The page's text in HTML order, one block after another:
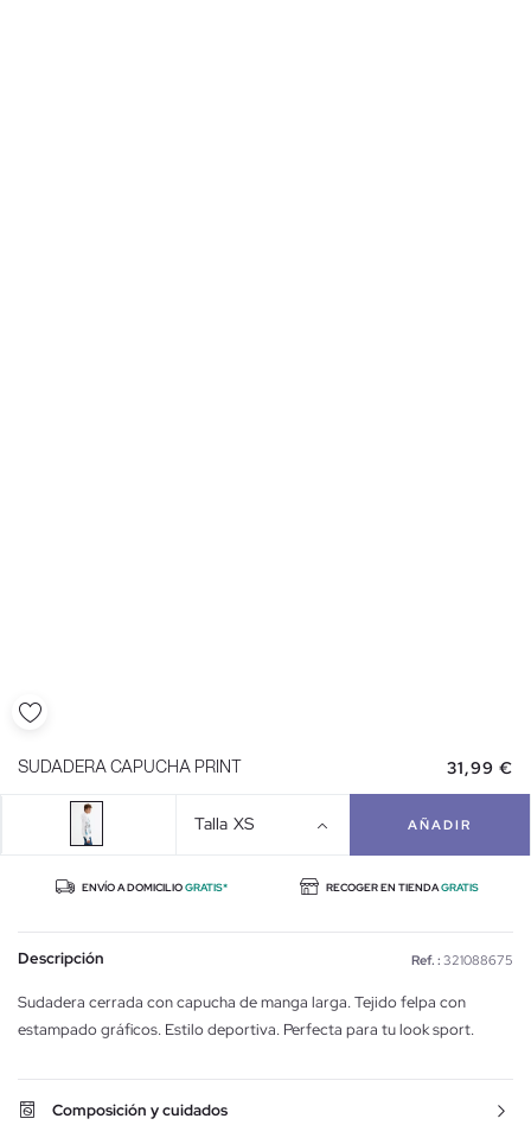
SUDADERA CAPUCHA PRINT 31,99 €
Talla XS AÑADIR
ENVÍO A DOMICILIOGRATIS* RECOGER EN TIENDAGRATIS
Descripción Ref. : 321088675
Sudadera cerrada con capucha de manga larga. Tejido felpa con
estampado gráficos. Estilo deportiva. Perfecta para tu look sport.
Composición y cuidados